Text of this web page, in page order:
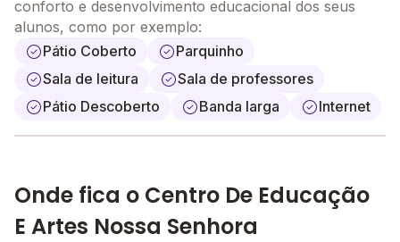
conforto e desenvolvimento educacional dos seus
alunos, como por exemplo:
Pátio Coberto
Parquinho
Sala de leitura
Sala de professores
Pátio Descoberto
Banda larga Internet
Onde fica o Centro De Educação
E Artes Nossa Senhora